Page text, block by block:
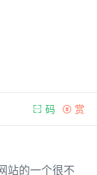
赏
码
站的一个很不